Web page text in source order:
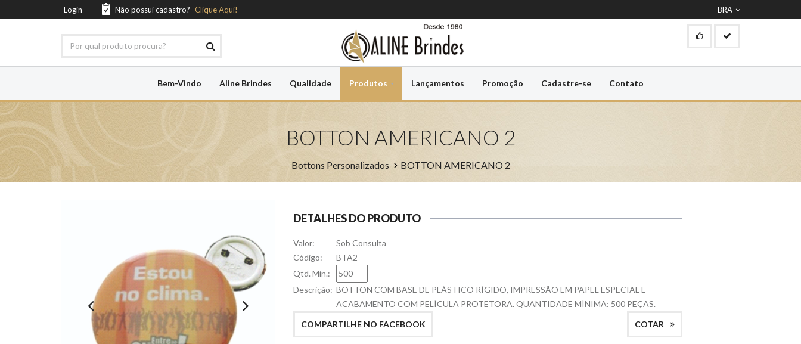
Login Não possui cadastro? Clique Aqui! BRA
Bem-Vindo Aline Brindes Qualidade Produtos Lançamentos Promoção Cadastre-se Contato
BOTTON AMERICANO 2
Bottons Personalizados BOTTON AMERICANO 2
DETALHES DO PRODUTO
Valor:
Sob Consulta
Código:
BTA2
Qtd. Min.:
Descrição: BOTTON COM BASE DE PLÁSTICO RÍGIDO, IMPRESSÃO EM PAPEL ESPECIAL E
ACABAMENTO COM PELÍCULA PROTETORA. QUANTIDADE MÍNIMA: 500 PEÇAS.
COTAR
COMPARTILHE NO FACEBOOK